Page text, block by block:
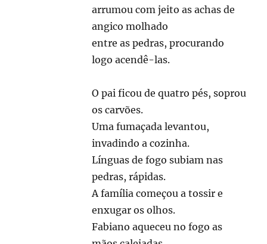
arrumou com jeito as achas de
angico molhado
entre as pedras, procurando
logo acendê-las.
O pai ficou de quatro pés, soprou
os carvões.
Uma fumaçada levantou,
invadindo a cozinha.
Línguas de fogo subiam nas
pedras, rápidas.
A família começou a tossir e
enxugar os olhos.
Fabiano aqueceu no fogo as